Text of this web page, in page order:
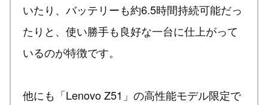
いたり、バッテリーも約6.5時間持続可能だっ
たりと、使い勝手も良好な一台に仕上がって
いるのが特徴です。
他にも「Lenovo Z51」の高性能モデル限定で